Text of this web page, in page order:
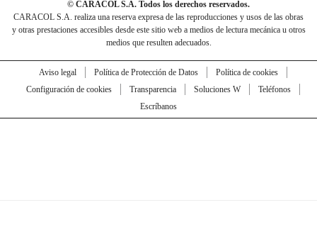
© CARACOL S.A. Todos los derechos reservados.
CARACOL S.A. realiza una reserva expresa de las reproducciones y usos de las obras
y otras prestaciones accesibles desde este sitio web a medios de lectura mecánica u otros
medios que resulten adecuados.
Aviso legal Política de Protección de Datos
Política de cookies
Configuración de cookies
Transparencia Soluciones W
Teléfonos
Escríbanos